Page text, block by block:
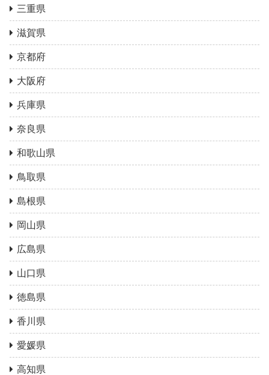
三重県
滋賀県
京都府
大阪府
兵庫県
奈良県
和歌山県
鳥取県
島根県
岡山県
広島県
山口県
徳島県
香川県
愛媛県
高知県